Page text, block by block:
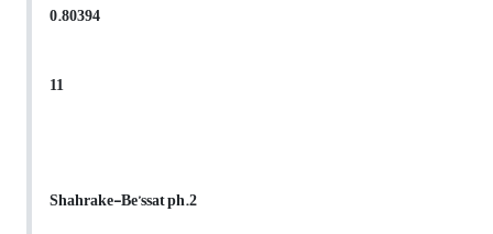
0.80394
11
Shahrake-Be’ssat ph.2